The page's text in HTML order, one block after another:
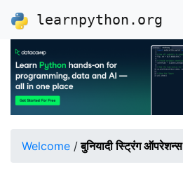
learnpython.org
Welcome / बुनियादी स्ट्रिंग ऑपरेशन्स